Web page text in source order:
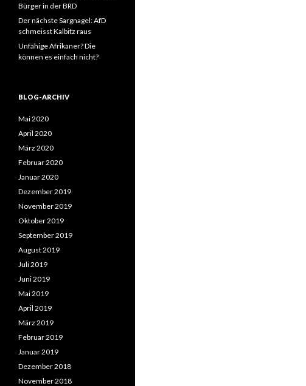
Bürger in der BRD
Der nächste Sargnagel: AfD
schmeisst Kalbitz raus
Unfähige Afrikaner? Die
können es einfach nicht?
BLOG-ARCHIV
Mai 2020
April 2020
März 2020
Februar 2020
Januar 2020
Dezember 2019
November 2019
Oktober 2019
September 2019
August 2019
Juli 2019
Juni 2019
Mai 2019
April 2019
März 2019
Februar 2019
Januar 2019
Dezember 2018
November 2018